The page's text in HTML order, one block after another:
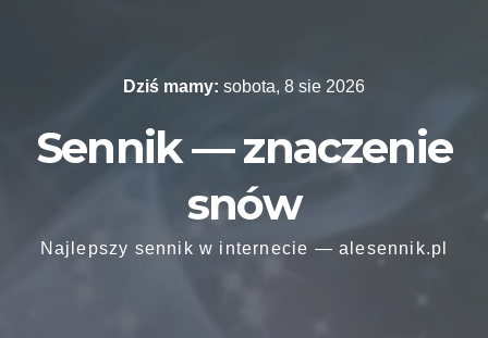
Dziś mamy: sobota, 8 sie 2026
Sennik — znaczenie
snów
Najlepszy sennik w internecie — alesennik.pl